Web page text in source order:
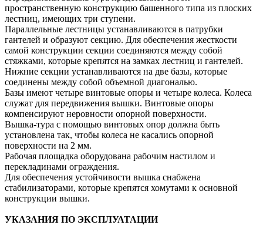
пространственную конструкцию башенного типа из плоских
лестниц, имеющих три ступени.
Параллельные лестницы устанавливаются в патрубки
гантелей и образуют секцию. Для обеспечения жесткости
самой конструкции секции соединяются между собой
стяжками, которые крепятся на замках лестниц и гантелей.
Нижние секции устанавливаются на две базы, которые
соединены между собой объемной диагональю.
Базы имеют четыре винтовые опоры и четыре колеса. Колеса
служат для передвижения вышки. Винтовые опоры
компенсируют неровности опорной поверхности.
Вышка-тура с помощью винтовых опор должна быть
установлена так, чтобы колеса не касались опорной
поверхности на 2 мм.
Рабочая площадка оборудована рабочим настилом и
перекладинами ограждения.
Для обеспечения устойчивости вышка снабжена
стабилизаторами, которые крепятся хомутами к основной
конструкции вышки.
УКАЗАНИЯ ПО ЭКСПЛУАТАЦИИ